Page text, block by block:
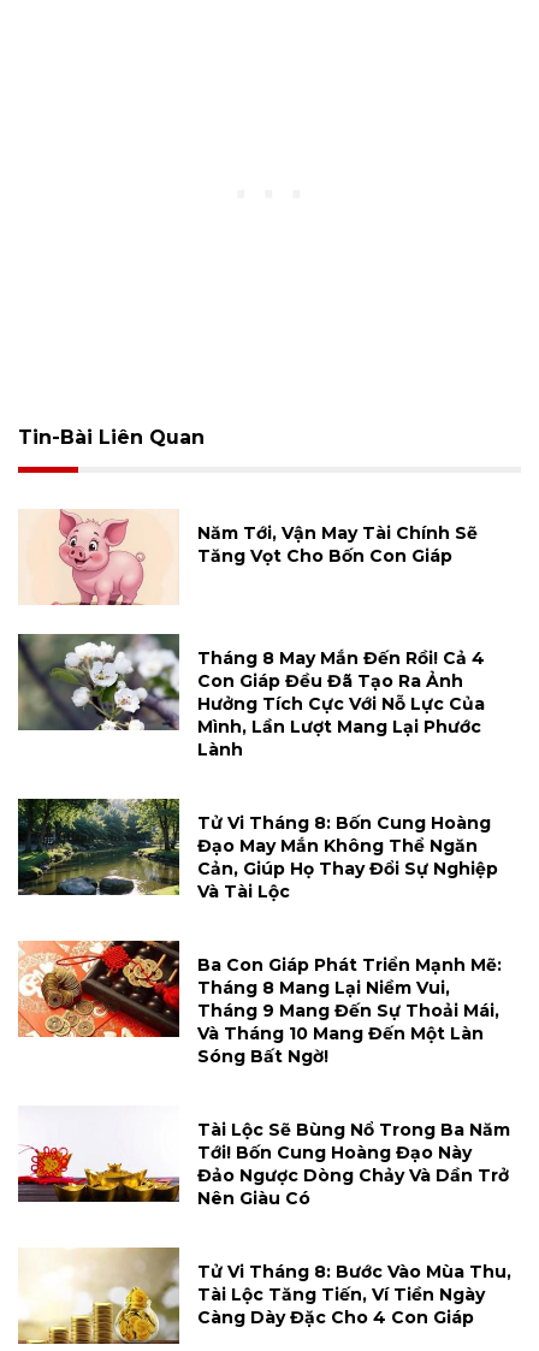
Tin-Bài Liên Quan
Năm Tới, Vận May Tài Chính Sẽ
Tăng Vọt Cho Bốn Con Giáp
Tháng 8 May Mắn Đến Rồi! Cả 4
Con Giáp Đều Đã Tạo Ra Ảnh
Hưởng Tích Cực Với Nỗ Lực Của
Mình, Lần Lượt Mang Lại Phước
Lành
Tử Vi Tháng 8: Bốn Cung Hoàng
Đạo May Mắn Không Thể Ngăn
Cản, Giúp Họ Thay Đổi Sự Nghiệp
Và Tài Lộc
Ba Con Giáp Phát Triển Mạnh Mẽ:
Tháng 8 Mang Lại Niềm Vui,
Tháng 9 Mang Đến Sự Thoải Mái,
Và Tháng 10 Mang Đến Một Làn
Sóng Bất Ngờ!
Tài Lộc Sẽ Bùng Nổ Trong Ba Năm
Tới! Bốn Cung Hoàng Đạo Này
Đảo Ngược Dòng Chảy Và Dần Trở
Nên Giàu Có
Tử Vi Tháng 8: Bước Vào Mùa Thu,
Tài Lộc Tăng Tiến, Ví Tiền Ngày
Càng Dày Đặc Cho 4 Con Giáp